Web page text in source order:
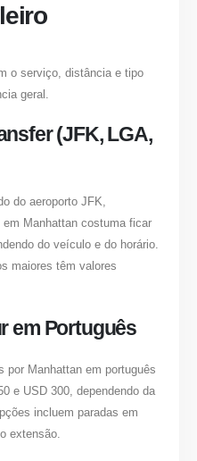
o serviço, distância e tipo
geral.
(JFK, LGA,
do aeroporto JFK,
em Manhattan costuma ficar
do veículo e do horário.
maiores têm valores
em Português
por Manhattan em português
e USD 300, dependendo da
incluem paradas em
extensão.